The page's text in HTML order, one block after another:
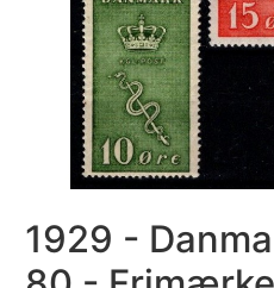
1929 -